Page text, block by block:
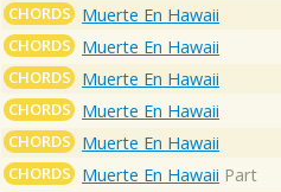
CHORDS Muerte En Hawaii
CHORDS Muerte En Hawaii
CHORDS Muerte En Hawaii
CHORDS Muerte En Hawaii
CHORDS Muerte En Hawaii
CHORDS Muerte En Hawaii Part